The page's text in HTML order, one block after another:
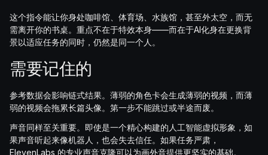
这个指令能让你身处咖啡馆、体育场、水族馆，甚至外太空，而无
需离开你的书桌。重点不在于特效本身——而在于AI化身在更换背
景以适应任务的同时，仍然是同一个人。
需要记住的
参考数据会影响链式结果。薄弱的角色卡会生成薄弱的视频，而薄
弱的视频会拖累长篇头像。第一步不能跳过或半途而废。
声音同样至关重要。即使是一个精心构建的人工智能虚拟形象，如
果声音听起来像机器人，也会失去信任。如果任务严肃，
ElevenLabs 的专业声音克隆可以为画外音提供更坚实的基础。